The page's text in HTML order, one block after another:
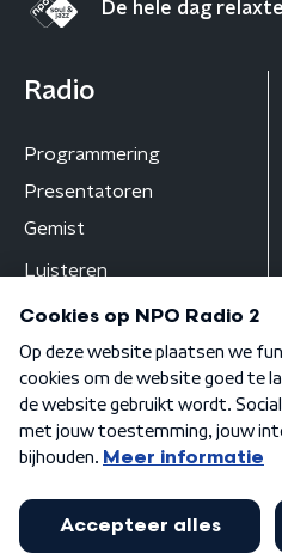
De hele dag
Radio
Programmering
Presentatoren
Gemist
Luisteren
Algemene voorwaarden